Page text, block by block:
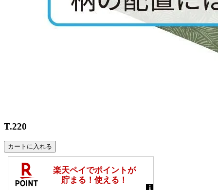
T.220